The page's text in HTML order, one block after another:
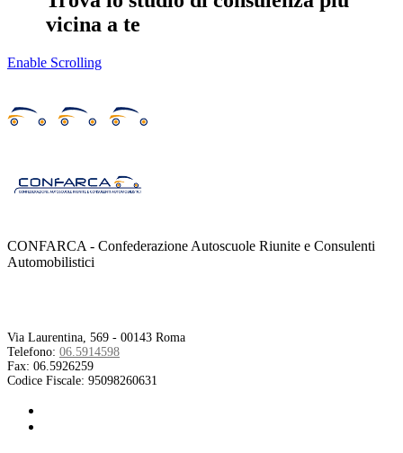
vicina a te
Enable Scrolling
CONFARCA - Confederazione Autoscuole Riunite e Consulenti
Automobilistici
Via Laurentina, 569 - 00143 Roma
Telefono: 06.5914598
Fax: 06.5926259
Codice Fiscale: 95098260631